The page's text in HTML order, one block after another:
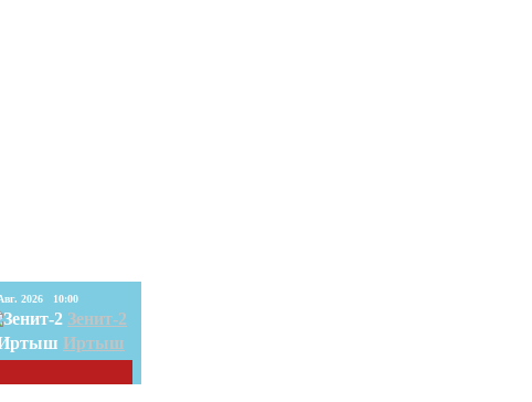
08. Авг. 2026 10:00
Зенит-2
Иртыш